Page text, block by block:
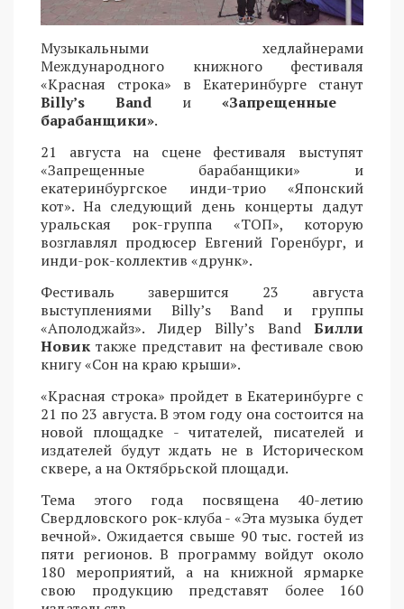
Музыкальными хедлайнерами
Международного книжного фестиваля
«Красная строка» в Екатеринбурге станут
Billy’s Band и «Запрещенные
барабанщики».
21 августа на сцене фестиваля выступят
«Запрещенные барабанщики» и
екатеринбургское инди-трио «Японский
кот». На следующий день концерты дадут
уральская рок-группа «ТОП», которую
возглавлял продюсер Евгений Горенбург, и
инди-рок-коллектив «друнк».
Фестиваль завершится 23 августа
выступлениями Billy’s Band и группы
«Аполоджайз». Лидер Billy’s Band Билли
Новик также представит на фестивале свою
книгу «Сон на краю крыши».
«Красная строка» пройдет в Екатеринбурге с
21 по 23 августа. В этом году она состоится на
новой площадке - читателей, писателей и
издателей будут ждать не в Историческом
сквере, а на Октябрьской площади.
Тема этого года посвящена 40-летию
Свердловского рок-клуба - «Эта музыка будет
вечной». Ожидается свыше 90 тыс. гостей из
пяти регионов. В программу войдут около
180 мероприятий, а на книжной ярмарке
свою продукцию представят более 160